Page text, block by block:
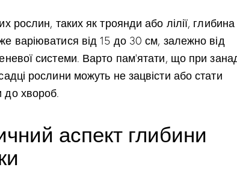
рослин, таких як троянди або лілії, глибина
варіюватися від 15 до 30 см, залежно від
системи. Варто пам’ятати, що при
рослини можуть не зацвісти або стати
до хвороб.
аспект глибини